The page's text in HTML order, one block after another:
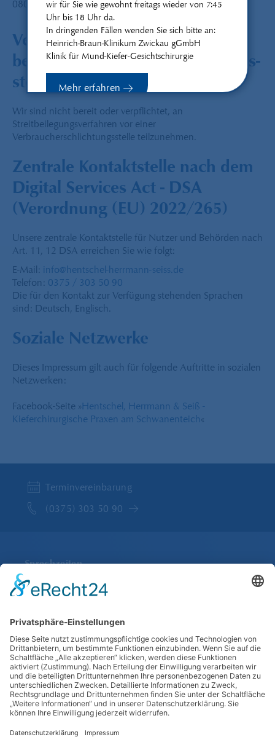
wir für Sie wie gewohnt freitags wieder von 7:45
Uhr bis 18 Uhr da.
In dringenden Fällen wenden Sie sich bitte an:
Heinrich-Braun-Klinikum Zwickau gGmbH
Klinik für Mund-Kiefer-Gesichtschirurgie
Mehr erfahren
Schließen
08056 Zwickau
Verbraucher­streit­
beilegung/Universal­schlichtungs­
stelle
Wir sind nicht bereit oder verpflichtet, an
Streitbeilegungsverfahren vor einer
Verbraucherschlichtungsstelle teilzunehmen.
Zentrale Kontaktstelle nach dem
Digital Services Act - DSA
(Verordnung (EU) 2022/265)
Unsere zentrale Kontaktstelle für Nutzer und Behörden nach
Art. 11, 12 DSA erreichen Sie wie folgt:
E-Mail: info@hentschel-herrmann-seiss.de
Telefon: 0375 / 303 50 90
Die für den Kontakt zur Verfügung stehenden Sprachen
sind: Deutsch, Englisch.
Soziale Netzwerke
Dieses Impressum gilt auch für folgende Auftritte in sozialen
Netzwerken:
Facebook-Seite » Hentschel, Herrmann & Seiß -
Kieferchirurgische Praxen am Schwanenteich«
Terminvereinbarung
(0375) 303 50 90
Sprechzeiten
Montag bis Freitag
07:45 bis 13:00 und 14:00 bis 18:00
Anfahrt
Lothar-Streit-Straße 10b
08056 Zwickau
Anfahrt